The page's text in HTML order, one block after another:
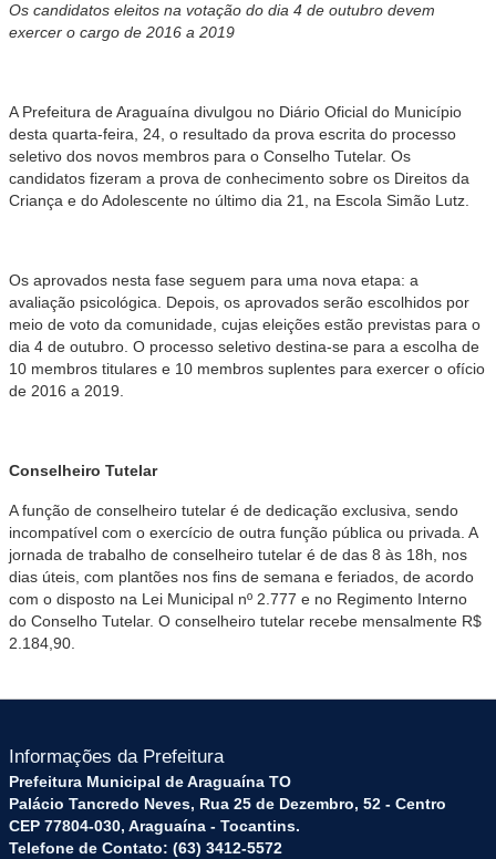
Os candidatos eleitos na votação do dia 4 de outubro devem
exercer o cargo de 2016 a 2019
A Prefeitura de Araguaína divulgou no Diário Oficial do Município
desta quarta-feira, 24, o resultado da prova escrita do processo
seletivo dos novos membros para o Conselho Tutelar. Os
candidatos fizeram a prova de conhecimento sobre os Direitos da
Criança e do Adolescente no último dia 21, na Escola Simão Lutz.
Os aprovados nesta fase seguem para uma nova etapa: a
avaliação psicológica. Depois, os aprovados serão escolhidos por
meio de voto da comunidade, cujas eleições estão previstas para o
dia 4 de outubro. O processo seletivo destina-se para a escolha de
10 membros titulares e 10 membros suplentes para exercer o ofício
de 2016 a 2019.
Conselheiro Tutelar
A função de conselheiro tutelar é de dedicação exclusiva, sendo
incompatível com o exercício de outra função pública ou privada. A
jornada de trabalho de conselheiro tutelar é de das 8 às 18h, nos
dias úteis, com plantões nos fins de semana e feriados, de acordo
com o disposto na Lei Municipal nº 2.777 e no Regimento Interno
do Conselho Tutelar. O conselheiro tutelar recebe mensalmente R$
2.184,90.
Informações da Prefeitura
Prefeitura Municipal de Araguaína TO
Palácio Tancredo Neves, Rua 25 de Dezembro, 52 - Centro
CEP 77804-030, Araguaína - Tocantins.
Telefone de Contato: (63) 3412-5572